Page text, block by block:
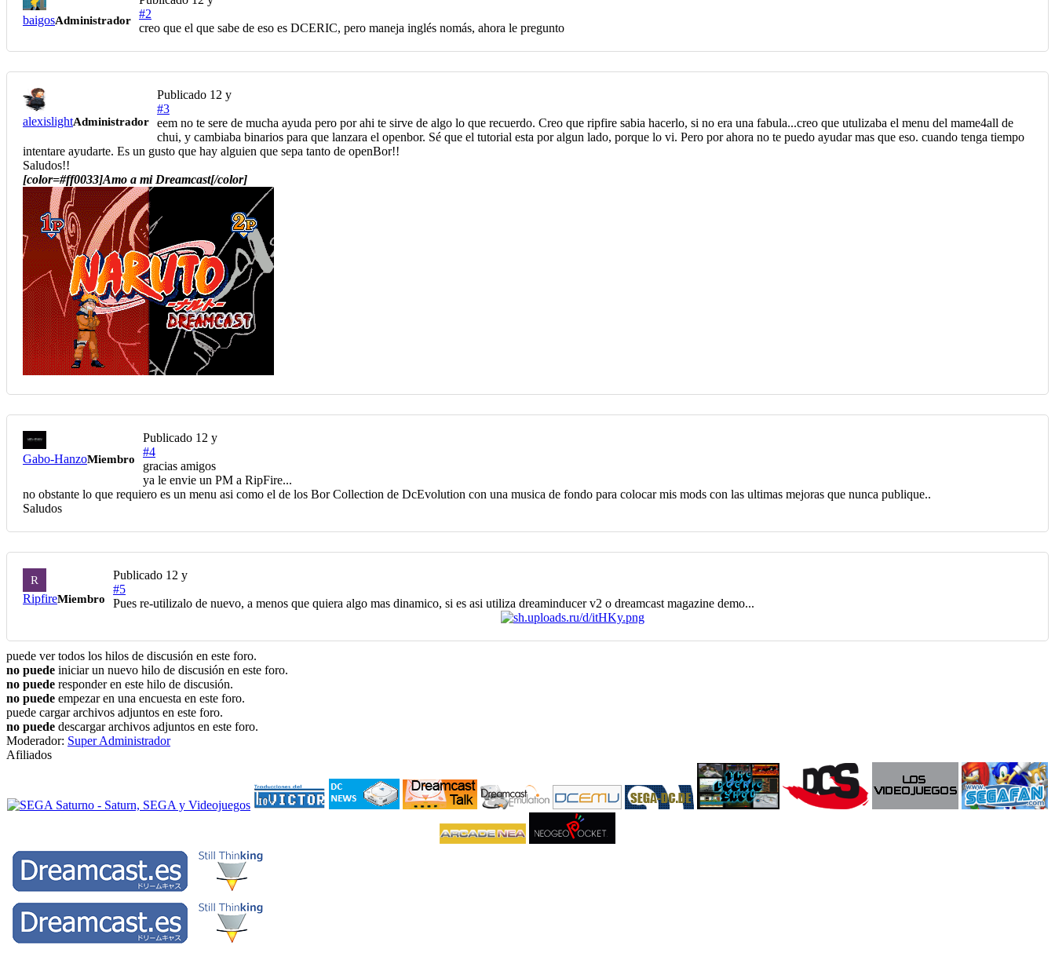
baigosAdministrador
#2
creo que el que sabe de eso es DCERIC, pero maneja inglés nomás, ahora le pregunto
alexislightAdministrador
Publicado 12 y
#3
eem no te sere de mucha ayuda pero por ahi te sirve de algo lo que recuerdo. Creo que ripfire sabia hacerlo, si no era una fabula...creo que utulizaba el menu del mame4all de
chui, y cambiaba binarios para que lanzara el openbor. Sé que el tutorial esta por algun lado, porque lo vi. Pero por ahora no te puedo ayudar mas que eso. cuando tenga tiempo
intentare ayudarte. Es un gusto que hay alguien que sepa tanto de openBor!!
Saludos!!
[color=#ff0033]Amo a mi Dreamcast[/color]
Gabo-HanzoMiembro
Publicado 12 y
#4
gracias amigos
ya le envie un PM a RipFire...
no obstante lo que requiero es un menu asi como el de los Bor Collection de DcEvolution con una musica de fondo para colocar mis mods con las ultimas mejoras que nunca publique..
Saludos
R
RipfireMiembro
Publicado 12 y
#5
Pues re-utilizalo de nuevo, a menos que quiera algo mas dinamico, si es asi utiliza dreaminducer v2 o dreamcast magazine demo...
puede ver todos los hilos de discusión en este foro.
no puede iniciar un nuevo hilo de discusión en este foro.
no puede responder en este hilo de discusión.
no puede empezar en una encuesta en este foro.
puede cargar archivos adjuntos en este foro.
no puede descargar archivos adjuntos en este foro.
Moderador: Super Administrador
Afiliados